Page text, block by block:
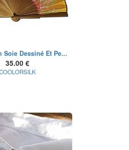
Soie Dessiné Et Pe...
35.00 €